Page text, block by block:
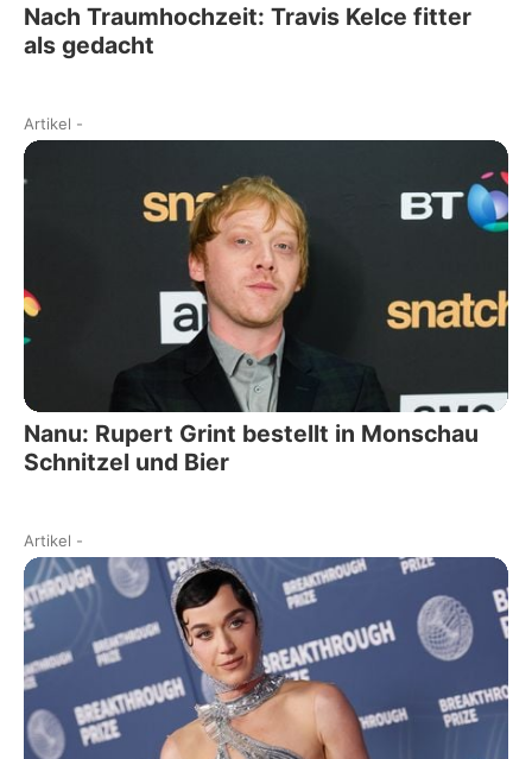
Nach Traumhochzeit: Travis Kelce fitter
als gedacht
Artikel -
Nanu: Rupert Grint bestellt in Monschau
Schnitzel und Bier
Artikel -